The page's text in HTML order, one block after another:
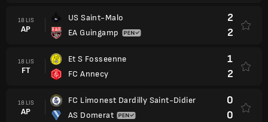
18 LIS
AP
US Saint-Malo
EA Guingamp
2
2
18 LIS
FT
Et S Fosseenne
FC Annecy
1
2
18 LIS
AP
FC Limonest Dardilly Saint-Didier
AS Domerat
0
0